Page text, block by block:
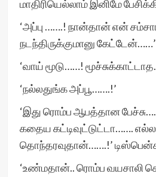
மாதிரியெல்லாம் இனிமே
‘அப்பு …….! நான்தான் என்
நடந்திருக்குமானு கேட்டேன்……’
‘வாய் மூடு……!
‘நல்லதுங்க அப்பூ…….!’
‘இது ரொம்ப ஆபத்தான
கதைய கட்டிவுட்டுட்டா…….
தொந்தரவுதான்…….!’
‘உண்மதான்.. ரொம்ப வயசாலி